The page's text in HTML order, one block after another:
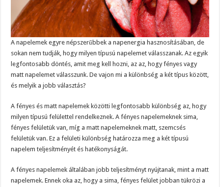
A napelemek egyre népszerűbbek a napenergia hasznosításában, de
sokan nem tudják, hogy milyen típusú napelemet válasszanak. Az egyik
legfontosabb döntés, amit meg kell hozni, az az, hogy fényes vagy
matt napelemet válasszunk. De vajon mi a különbség a két típus között,
és melyik a jobb választás?
A fényes és matt napelemek közötti legfontosabb különbség az, hogy
milyen típusú felülettel rendelkeznek. A fényes napelemeknek sima,
fényes felületük van, míg a matt napelemeknek matt, szemcsés
felületük van. Ez a felületi különbség határozza meg a két típusú
napelem teljesítményét és hatékonyságát.
A fényes napelemek általában jobb teljesítményt nyújtanak, mint a matt
napelemek. Ennek oka az, hogy a sima, fényes felület jobban tükrözi a